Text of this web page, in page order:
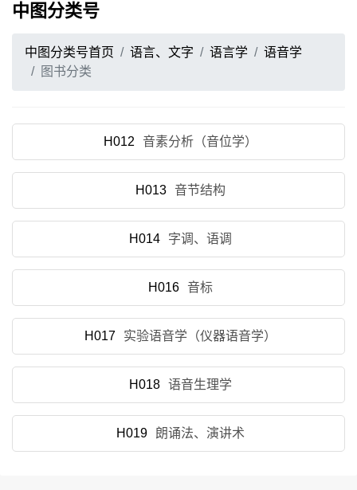
中图分类号
中图分类号首页 语言、文字 语言学
语音学
图书分类
H012 音素分析（音位学）
H013 音节结构
H014 字调、语调
H016 音标
H017 实验语音学（仪器语音学）
H018 语音生理学
H019 朗诵法、演讲术